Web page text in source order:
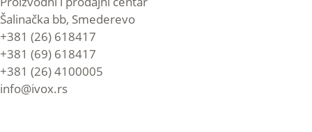
Šalinačka bb, Smederevo
+381 (26) 618417
+381 (69) 618417
+381 (26) 4100005
info@ivox.rs